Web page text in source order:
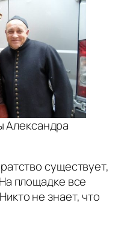
Александра
существует,
площадке все
не знает, что